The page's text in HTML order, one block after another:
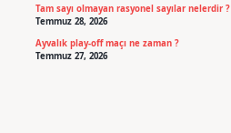
Tam sayı olmayan rasyonel sayılar nelerdir ?
Temmuz 28, 2026
Ayvalık play-off maçı ne zaman ?
Temmuz 27, 2026